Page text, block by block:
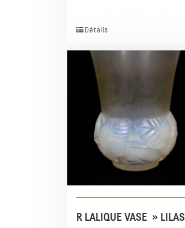
Détails
R LALIQUE VASE » LILAS